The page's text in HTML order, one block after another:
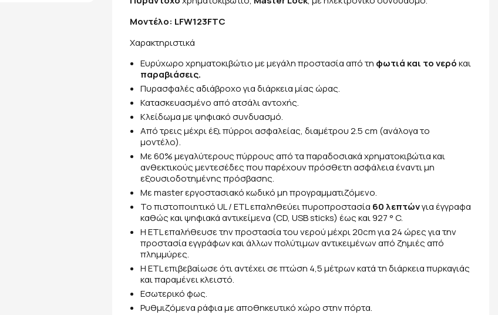
Μοντέλο: LFW123FTC
Χαρακτηριστικά
Ευρύχωρο χρηματοκιβώτιο με μεγάλη προστασία από τη φωτιά και το νερόκαι
παραβιάσεις.
Πυρασφαλές αδιάβροχο για διάρκεια μίας ώρας.
Κατασκευασμένο από ατσάλι αντοχής.
Κλείδωμα με ψηφιακό συνδυασμό.
Από τρεις μέχρι έξι πύρροι ασφαλείας, διαμέτρου 2.5 cm (ανάλογα το
μοντέλο).
Με 60% μεγαλύτερους πύρρους από τα παραδοσιακά χρηματοκιβώτια και
ανθεκτικούς μεντεσέδες που παρέχουν πρόσθετη ασφάλεια έναντι μη
εξουσιοδοτημένης πρόσβασης.
Με master εργοστασιακό κωδικό μη προγραμματιζόμενο.
Το πιστοποιητικό UL / ETL επαληθεύει πυροπροστασία 60 λεπτώνγια έγγραφα
καθώς και ψηφιακά αντικείμενα (CD, USB sticks) έως και 927 ° C.
Η ETL επαλήθευσε την προστασία του νερού μέχρι 20cm για 24 ώρες για την
προστασία εγγράφων και άλλων πολύτιμων αντικειμένων από ζημιές από
πλημμύρες.
Η ETL επιβεβαίωσε ότι αντέχει σε πτώση 4,5 μέτρων κατά τη διάρκεια πυρκαγιάς
και παραμένει κλειστό.
Εσωτερικό φως.
Ρυθμιζόμενα ράφια με αποθηκευτικό χώρο στην πόρτα.